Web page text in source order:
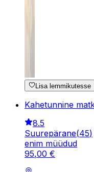
Lisa lemmikutesse
Kahetunnine
8.5
Suurepärane(45)
enim müüdud
95,00 €